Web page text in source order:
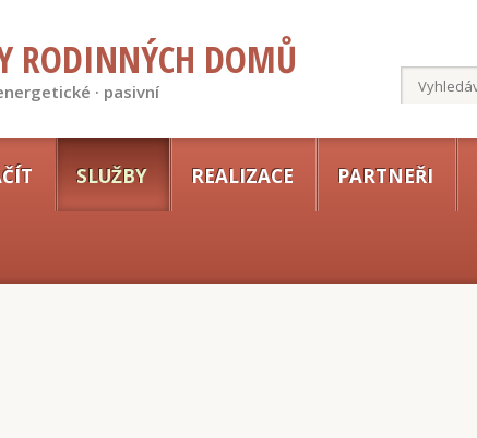
RODINNÝCH DOMŮ
· pasivní
SLUŽBY REALIZACE PARTNEŘI